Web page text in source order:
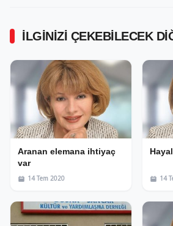
İLGINIZI ÇEKEBILECEK
Aranan elemana ihtiyaç
var
14 Tem 2020 14